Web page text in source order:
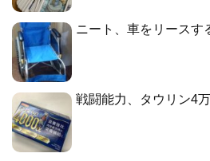
ニート、車をリースす
戦闘能力、タウリン4万